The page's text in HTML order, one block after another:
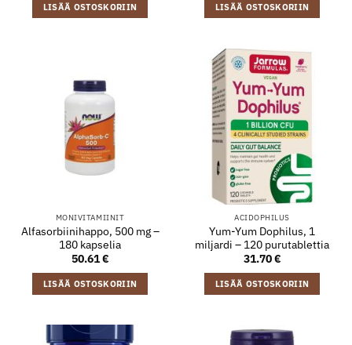
LISÄÄ OSTOSKORIIN LISÄÄ OSTOSKORIIN
MONIVITAMIINIT
Alfasorbiinihappo, 500 mg –
180 kapselia
50.61€
LISÄÄ OSTOSKORIIN
ACIDOPHILUS
Yum-Yum Dophilus, 1
miljardi – 120 purutablettia
31.70€
LISÄÄ OSTOSKORIIN